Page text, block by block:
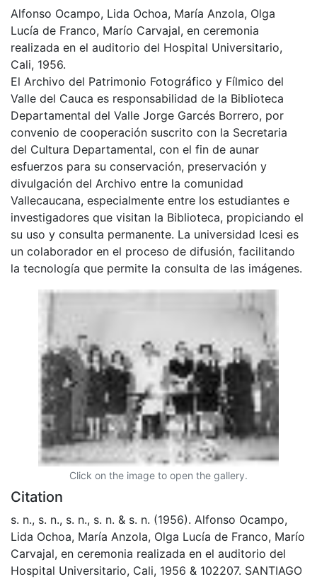
Alfonso Ocampo, Lida Ochoa, María Anzola, Olga
Lucía de Franco, Marío Carvajal, en ceremonia
realizada en el auditorio del Hospital Universitario,
Cali, 1956.
El Archivo del Patrimonio Fotográfico y Fílmico del
Valle del Cauca es responsabilidad de la Biblioteca
Departamental del Valle Jorge Garcés Borrero, por
convenio de cooperación suscrito con la Secretaria
del Cultura Departamental, con el fin de aunar
esfuerzos para su conservación, preservación y
divulgación del Archivo entre la comunidad
Vallecaucana, especialmente entre los estudiantes e
investigadores que visitan la Biblioteca, propiciando el
su uso y consulta permanente. La universidad Icesi es
un colaborador en el proceso de difusión, facilitando
la tecnología que permite la consulta de las imágenes.
Click on the image to open the gallery.
Citation
s. n., s. n., s. n., s. n. & s. n. (1956). Alfonso Ocampo,
Lida Ochoa, María Anzola, Olga Lucía de Franco, Marío
Carvajal, en ceremonia realizada en el auditorio del
Hospital Universitario, Cali, 1956 & 102207. SANTIAGO